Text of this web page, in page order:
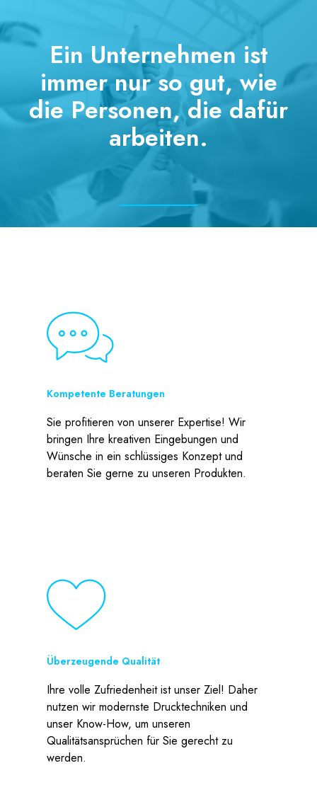
Ein Unternehmen ist
immer nur so gut, wie
die Personen, die dafür
arbeiten.
Kompetente Beratungen
Sie profitieren von unserer Expertise! Wir
bringen Ihre kreativen Eingebungen und
Wünsche in ein schlüssiges Konzept und
beraten Sie gerne zu unseren Produkten.
Überzeugende Qualität
Ihre volle Zufriedenheit ist unser Ziel! Daher
nutzen wir modernste Drucktechniken und
unser Know-How, um unseren
Qualitätsansprüchen für Sie gerecht zu
werden.